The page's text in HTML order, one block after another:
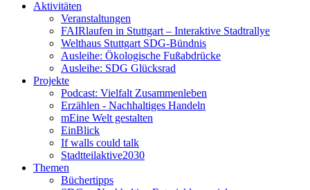
Aktivitäten
Veranstaltungen
FAIRlaufen in Stuttgart – Interaktive Stadtrallye
Welthaus Stuttgart SDG-Bündnis
Ausleihe: Ökologische Fußabdrücke
Ausleihe: SDG Glücksrad
Projekte
Podcast: Vielfalt Zusammenleben
Erzählen - Nachhaltiges Handeln
mEine Welt gestalten
EinBlick
If walls could talk
Stadtteilaktive2030
Themen
Büchertipps